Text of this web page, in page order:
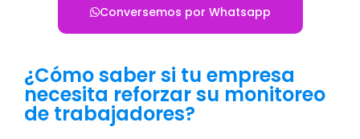
Conversemos por Whatsapp
¿Cómo saber si tu empresa
necesita reforzar su monitoreo
de trabajadores?